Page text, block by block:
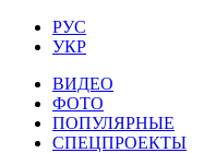
РУС
УКР
ВИДЕО
ФОТО
ПОПУЛЯРНЫЕ
СПЕЦПРОЕКТЫ